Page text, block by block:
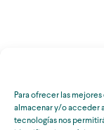
Para ofrecer las
almacenar y/o acceder
tecnologías nos